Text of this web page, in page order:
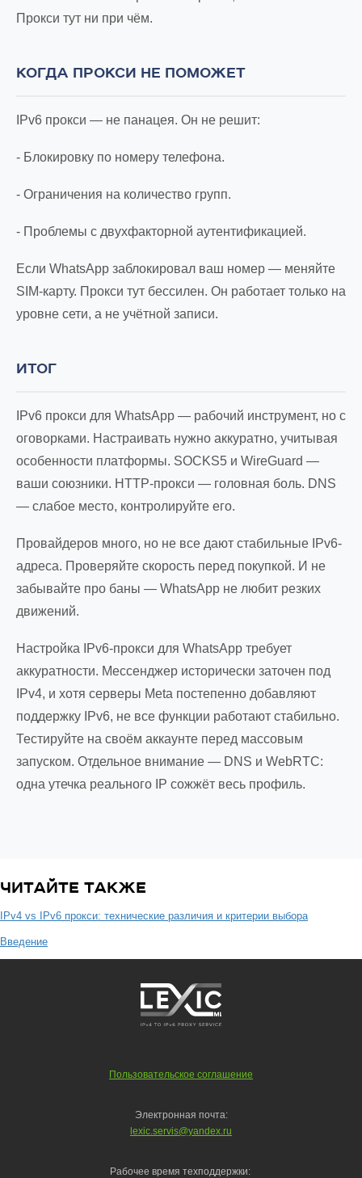
Прокси тут ни при чём.
КОГДА ПРОКСИ НЕ ПОМОЖЕТ
IPv6 прокси — не панацея. Он не решит:
- Блокировку по номеру телефона.
- Ограничения на количество групп.
- Проблемы с двухфакторной аутентификацией.
Если WhatsApp заблокировал ваш номер — меняйте
SIM-карту. Прокси тут бессилен. Он работает только на
уровне сети, а не учётной записи.
ИТОГ
IPv6 прокси для WhatsApp — рабочий инструмент, но с
оговорками. Настраивать нужно аккуратно, учитывая
особенности платформы. SOCKS5 и WireGuard —
ваши союзники. HTTP-прокси — головная боль. DNS
— слабое место, контролируйте его.
Провайдеров много, но не все дают стабильные IPv6-
адреса. Проверяйте скорость перед покупкой. И не
забывайте про баны — WhatsApp не любит резких
движений.
Настройка IPv6-прокси для WhatsApp требует
аккуратности. Мессенджер исторически заточен под
IPv4, и хотя серверы Meta постепенно добавляют
поддержку IPv6, не все функции работают стабильно.
Тестируйте на своём аккаунте перед массовым
запуском. Отдельное внимание — DNS и WebRTC:
одна утечка реального IP сожжёт весь профиль.
ЧИТАЙТЕ ТАКЖЕ
IPv4 vs IPv6 прокси: технические различия и критерии выбора
Введение
Пользовательское соглашение
Электронная почта:
lexic.servis@yandex.ru
Рабочее время техподдержки: